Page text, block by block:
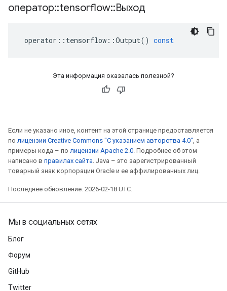
оператор::tensorflow::Выход
operator :: tensorflow ::Output() const
Эта информация оказалась полезной?
Если не указано иное, контент на этой странице предоставляется
по лицензии Creative Commons "С указанием авторства 4.0", а
примеры кода – по лицензии Apache 2.0. Подробнее об этом
написано в правилах сайта. Java – это зарегистрированный
товарный знак корпорации Oracle и ее аффилированных лиц.
Последнее обновление: 2026-02-18 UTC.
Мы в социальных сетях
Блог
Форум
GitHub
Twitter